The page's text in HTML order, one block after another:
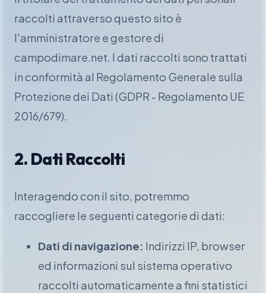
raccolti attraverso questo sito è
l'amministratore e gestore di
campodimare.net. I dati raccolti sono trattati
in conformità al Regolamento Generale sulla
Protezione dei Dati (GDPR - Regolamento UE
2016/679).
2. Dati Raccolti
Interagendo con il sito, potremmo
raccogliere le seguenti categorie di dati:
Dati di navigazione: Indirizzi IP, browser
ed informazioni sul sistema operativo
raccolti automaticamente a fini statistici